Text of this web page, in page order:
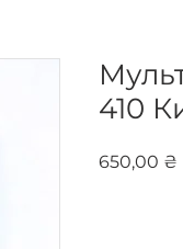
410
650,00 ₴